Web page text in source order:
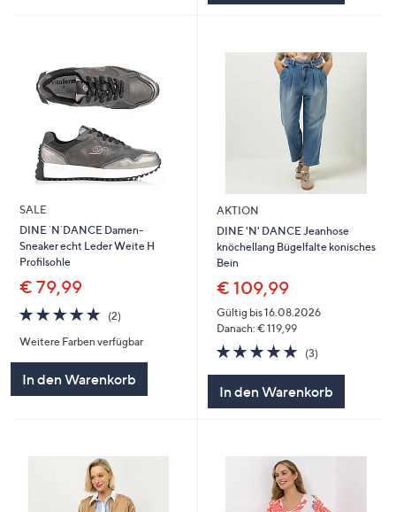
SALE
DINE `N`DANCE Damen-
Sneaker echt Leder Weite H
Profilsohle
€ 79,99
5.0
von
5
(2)2
Weitere Farben verfügbar
In den Warenkorb
AKTION
DINE 'N' DANCE Jeanhose
knöchellang Bügelfalte konisches
Bein
€ 109,99
Gültig bis 16.08.2026
Danach: € 119,99
5.0
von
(3)3
In den Warenkorb